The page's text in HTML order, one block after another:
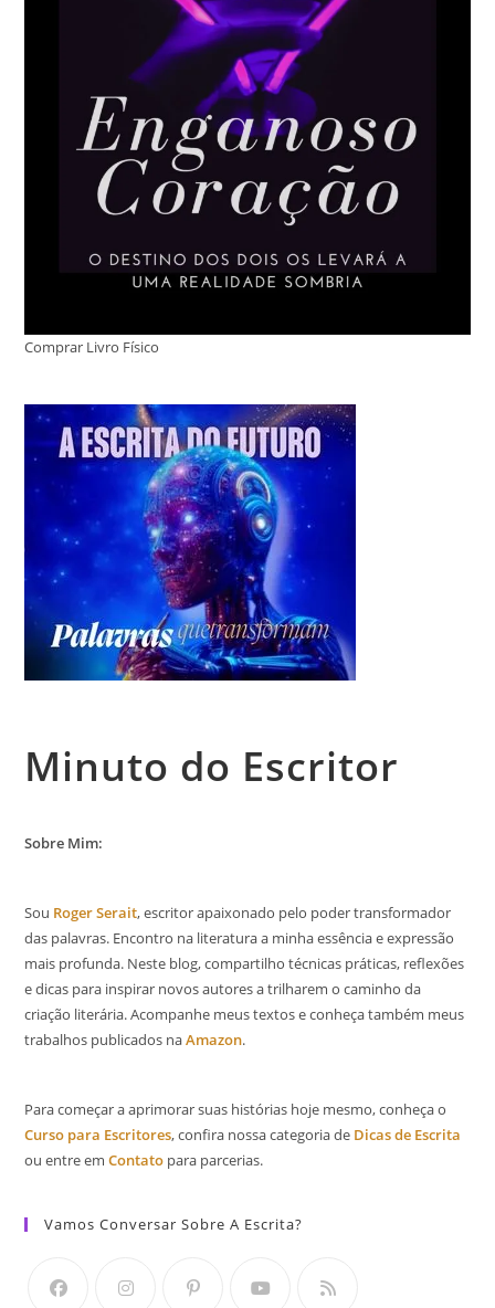
Comprar Livro Físico
Minuto do Escritor
Sobre Mim:
Sou Roger Serait, escritor apaixonado pelo poder transformador
das palavras. Encontro na literatura a minha essência e expressão
mais profunda. Neste blog, compartilho técnicas práticas, reflexões
e dicas para inspirar novos autores a trilharem o caminho da
criação literária. Acompanhe meus textos e conheça também meus
trabalhos publicados naAmazon.
Para começar a aprimorar suas histórias hoje mesmo, conheça o
Curso para Escritores, confira nossa categoria de Dicas de Escrita
ou entre emContato para parcerias.
Vamos Conversar Sobre A Escrita?